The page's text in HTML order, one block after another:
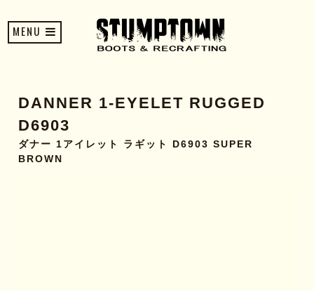
MENU
DANNER 1-EYELET RUGGED
D6903
ダナー 1アイレット ラギット D6903 SUPER
BROWN